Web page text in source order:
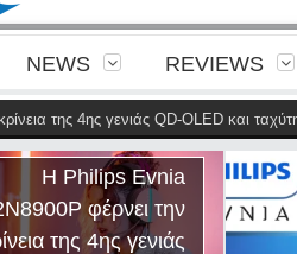
NEWS REVIEWS
της 4ης γενιάς QD-OLED και